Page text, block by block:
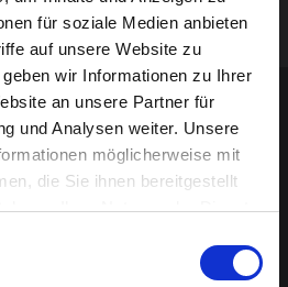
für soziale Medien anbieten
auf unsere Website zu
wir Informationen zu Ihrer
an unsere Partner für
und Analysen weiter. Unsere
möglicherweise mit
die Sie ihnen bereitgestellt
Ihrer Nutzung der Dienste